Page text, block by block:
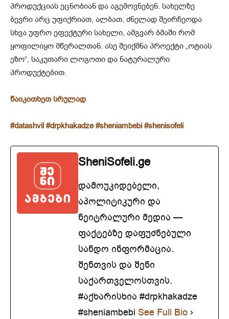
პროდუქციას ეცნობიან და აგემოვნებენ. სახელზე
ბევრი არც უფიქრიათ, ალბათ, ძნელად შეირჩეოდა
სხვა უფრო ეფექტური სახელი, ამგვარ ბმაში რომ
ყოფილიყო მწერალთან. ასე შეიქმნა პროექტი „ოტიას
ეზო“, საკუთარი ლოგოთი და ნატურალური
პროდუქტებით.
წაიკითხეთ სრულად
#datashvil #drpkhakadze #sheniambebi #shenisofeli
SheniSofeli.ge
დამოუკიდებელი,
აპოლიტიკური და
ნეიტრალური მედია —
ფაქტებზე დაფუძნებული
სანდო ინფორმაცია.
შენთვის და შენი
საქართველოსთვის.
#აქხარისხია #drpkhakadze
#sheniambebi See Full Bio